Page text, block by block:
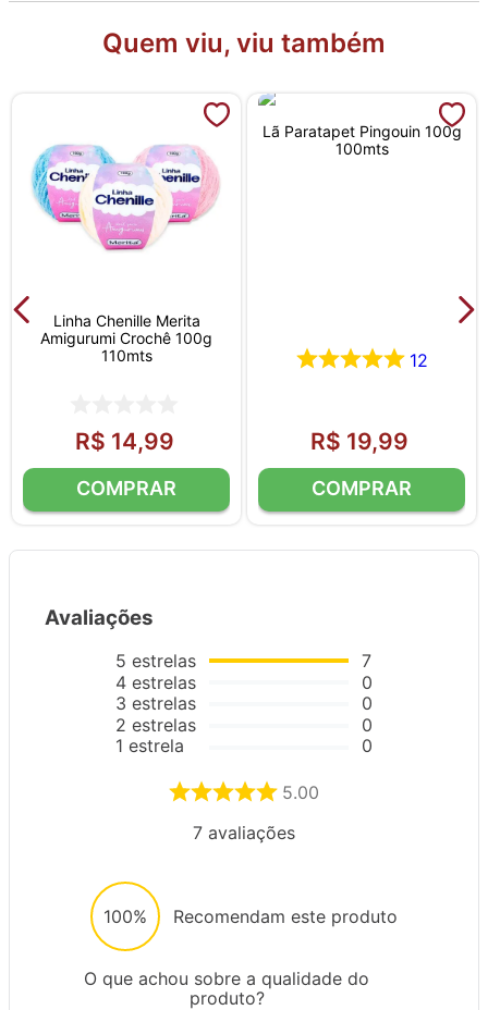
Quem viu, viu também
Linha Chenille Merita
Amigurumi Crochê 100g
110mts
R$ 14,99
Lã Paratapet Pingouin 100g
100mts
12
R$ 19,99
Avaliações
5 estrelas
4 estrelas
3 estrelas
2 estrelas
1 estrela
7
0
0
0
0
5.00
7 avaliações
100% Recomendam este produto
O que achou sobre a qualidade do
produto?